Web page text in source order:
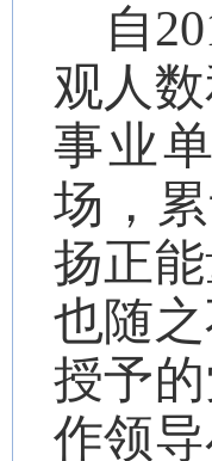
自
观人
事业
场，
扬正
也随
授予
作领